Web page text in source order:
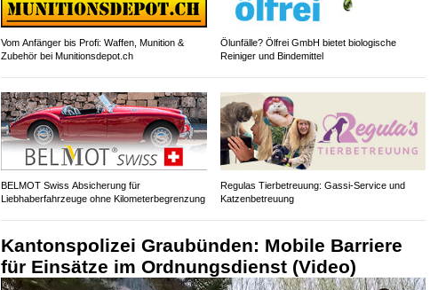
Vom Anfänger bis Profi: Waffen, Munition &
Zubehör bei Munitionsdepot.ch
Ölunfälle? Ölfrei GmbH bietet biologische
Reiniger und Bindemittel
BELMOT Swiss Absicherung für
Liebhaberfahrzeuge ohne Kilometerbegrenzung
Regulas Tierbetreuung: Gassi-Service und
Katzenbetreuung
Kantonspolizei Graubünden: Mobile Barriere
für Einsätze im Ordnungsdienst (Video)